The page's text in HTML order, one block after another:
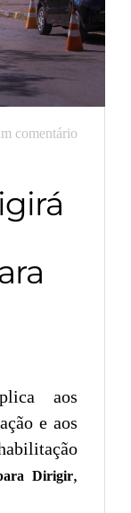
comentário
aos
e aos
Dirigir,